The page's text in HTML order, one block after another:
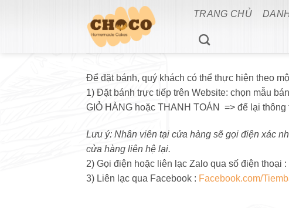
TRANG CHỦ
Để đặt bánh, quý khách có thể thực hiện theo
1) Đặt bánh trực tiếp trên Website: chọn mẫu
GIỎ HÀNG hoặc THANH TOÁN => để lại
Lưu ý: Nhân viên tại cửa hàng sẽ gọi điện xác
cửa hàng liên hệ lại.
2) Gọi điện hoặc liên lạc Zalo qua số điện thoại
3) Liên lạc qua Facebook : Facebook.com/